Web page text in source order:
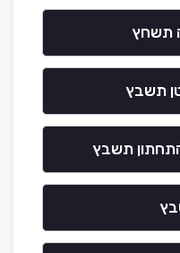
תשחץ
תשבץ
תשבץ